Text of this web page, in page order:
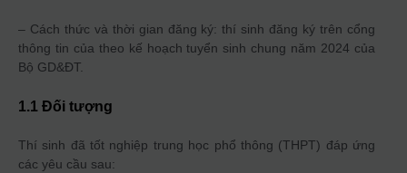
– Cách thức và thời gian đăng ký: thí sinh đăng ký trên cổng
thông tin của theo kế hoạch tuyển sinh chung năm 2024 của
Bộ GD&ĐT.
1.1 Đối tượng
Thí sinh đã tốt nghiệp trung học phổ thông (THPT) đáp ứng
các yêu cầu sau: